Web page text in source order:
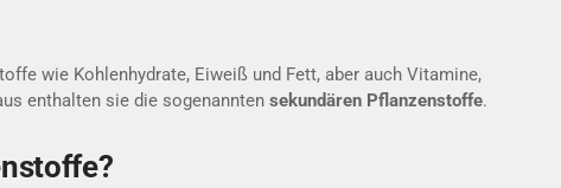
wie Kohlenhydrate, Eiweiß und Fett, aber auch Vitamine,
enthalten sie die sogenannten sekundären Pflanzenstoffe.